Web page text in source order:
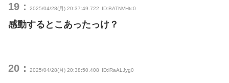
19： 2025/04/28(月) 20:37:49.722 ID:BATNVHtc0
感動するとこあったっけ？
20： 2025/04/28(月) 20:38:50.408 ID:lRaALJyg0